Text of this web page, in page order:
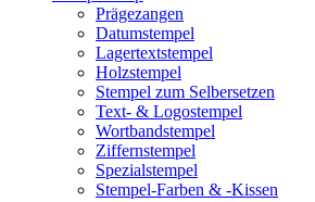
Prägezangen
Datumstempel
Lagertextstempel
Holzstempel
Stempel zum Selbersetzen
Text- & Logostempel
Wortbandstempel
Ziffernstempel
Spezialstempel
Stempel-Farben & -Kissen